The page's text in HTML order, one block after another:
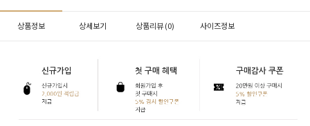
상품정보 상세보기 상품리뷰 (0) 사이즈정보